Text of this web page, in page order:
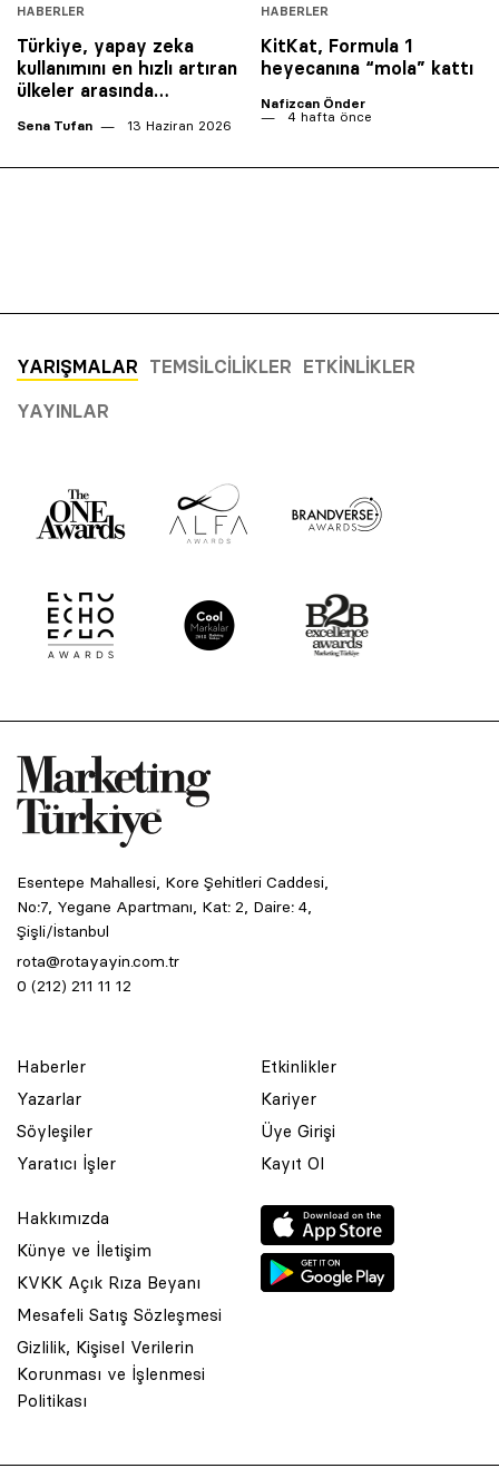
HABERLER
Türkiye, yapay zeka
kullanımını en hızlı artıran
ülkeler arasında…
Sena Tufan 13 Haziran 2026
HABERLER
KitKat, Formula 1
heyecanına “mola” kattı
Nafizcan Önder
4 hafta önce
YARIŞMALAR TEMSILCILIKLER ETKINLIKLER
YAYINLAR
Esentepe Mahallesi, Kore Şehitleri Caddesi,
No:7, Yegane Apartmanı, Kat: 2, Daire: 4,
Şişli/İstanbul
rota@rotayayin.com.tr
0 (212) 211 11 12
Haberler
Yazarlar
Söyleşiler
Yaratıcı İşler
Etkinlikler
Kariyer
Üye Girişi
Kayıt Ol
Hakkımızda
Künye ve İletişim
KVKK Açık Rıza Beyanı
Mesafeli Satış Sözleşmesi
Gizlilik, Kişisel Verilerin
Korunması ve İşlenmesi
Politikası
© 2001 Rota Yayın Yapım Tanıtım Tic. Ltd. Şti. Bu Sitede Bulunan
Asquared WordPress Agencytarafından tasarlanmış ve